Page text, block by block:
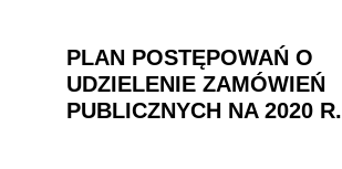
PLAN POSTĘPOWAŃ O
UDZIELENIE ZAMÓWIEŃ
PUBLICZNYCH NA 2020 R.